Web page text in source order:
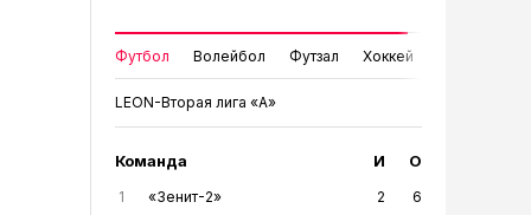
Футбол Волейбол Футзал Хоккей
LEON-Вторая лига «А»
Команда И О
1 «Зенит-2» 2
6